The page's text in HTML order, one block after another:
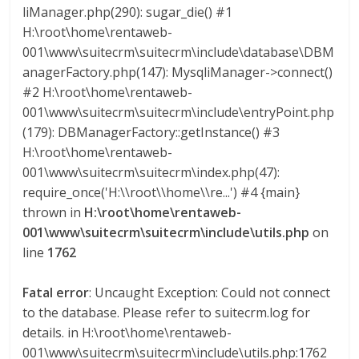
a
r
a
e
n
C
o
liManager.php(290): sugar_die() #1
H:\root\home\rentaweb-
001\www\suitecrm\suitecrm\include\database\DBM
anagerFactory.php(147): MysqliManager->connect()
#2 H:\root\home\rentaweb-
001\www\suitecrm\suitecrm\include\entryPoint.php
(179): DBManagerFactory::getInstance() #3
H:\root\home\rentaweb-
001\www\suitecrm\suitecrm\index.php(47):
require_once('H:\\root\\home\\re...') #4 {main}
thrown in H:\root\home\rentaweb-
001\www\suitecrm\suitecrm\include\utils.php on
line 1762
Fatal error: Uncaught Exception: Could not connect
to the database. Please refer to suitecrm.log for
details. in H:\root\home\rentaweb-
001\www\suitecrm\suitecrm\include\utils.php:1762